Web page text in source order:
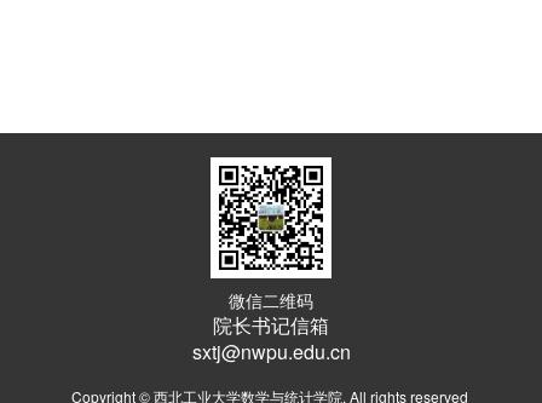
微信二维码
院长书记信箱
sxtj@nwpu.edu.cn
Copyright © 西北工业大学数学与统计学院. All rights reserved